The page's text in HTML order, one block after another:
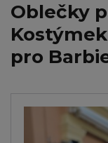
Oblečky
pro